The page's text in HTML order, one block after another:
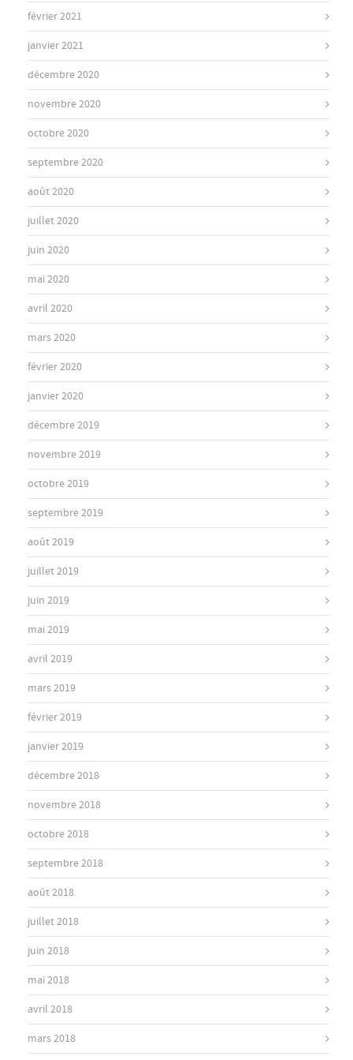
février 2021
janvier 2021
décembre 2020
novembre 2020
octobre 2020
septembre 2020
août 2020
juillet 2020
juin 2020
mai 2020
avril 2020
mars 2020
février 2020
janvier 2020
décembre 2019
novembre 2019
octobre 2019
septembre 2019
août 2019
juillet 2019
juin 2019
mai 2019
avril 2019
mars 2019
février 2019
janvier 2019
décembre 2018
novembre 2018
octobre 2018
septembre 2018
août 2018
juillet 2018
juin 2018
mai 2018
avril 2018
mars 2018